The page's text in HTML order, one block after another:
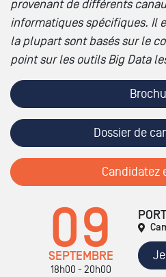
provenant de différents
informatiques spécifiques. Il
la plupart sont basés sur le
point sur les outils Big Data
Dossier de
Candidatez
09
SEPTEMBRE
18h00 - 20h00